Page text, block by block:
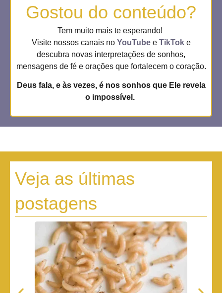
Gostou do conteúdo?
Tem muito mais te esperando!
Visite nossos canais no YouTube e TikTok e
descubra novas interpretações de sonhos,
mensagens de fé e orações que fortalecem o coração.
Deus fala, e às vezes, é nos sonhos que Ele revela
o impossível.
Veja as últimas
postagens